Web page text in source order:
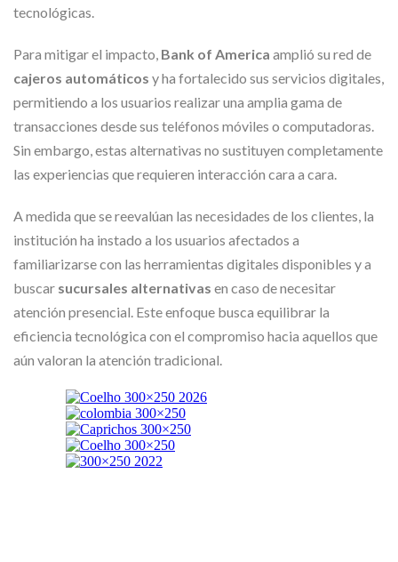
tecnológicas.
Para mitigar el impacto, Bank of America amplió su red de
cajeros automáticos y ha fortalecido sus servicios digitales,
permitiendo a los usuarios realizar una amplia gama de
transacciones desde sus teléfonos móviles o computadoras.
Sin embargo, estas alternativas no sustituyen completamente
las experiencias que requieren interacción cara a cara.
A medida que se reevalúan las necesidades de los clientes, la
institución ha instado a los usuarios afectados a
familiarizarse con las herramientas digitales disponibles y a
buscar sucursales alternativas en caso de necesitar
atención presencial. Este enfoque busca equilibrar la
eficiencia tecnológica con el compromiso hacia aquellos que
aún valoran la atención tradicional.